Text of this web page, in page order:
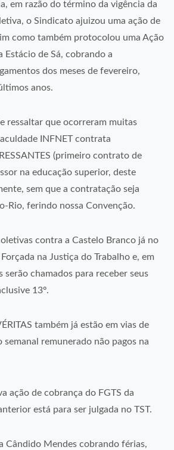
em razão do término da vigência da
o Sindicato ajuizou uma ação de
como também protocolou uma Ação
de Sá, cobrando a
dos meses de fevereiro,
anos.
ressaltar que ocorreram muitas
INFNET contrata
(primeiro contrato de
na educação superior, deste
sem que a contratação seja
Rio, ferindo nossa Convenção.
contra a Castelo Branco já no
na Justiça do Trabalho e, em
serão chamados para receber seus
13º.
também já estão em vias de
semanal remunerado não pagos na
ação de cobrança do FGTS da
está para ser julgada no TST.
Cândido Mendes cobrando férias,